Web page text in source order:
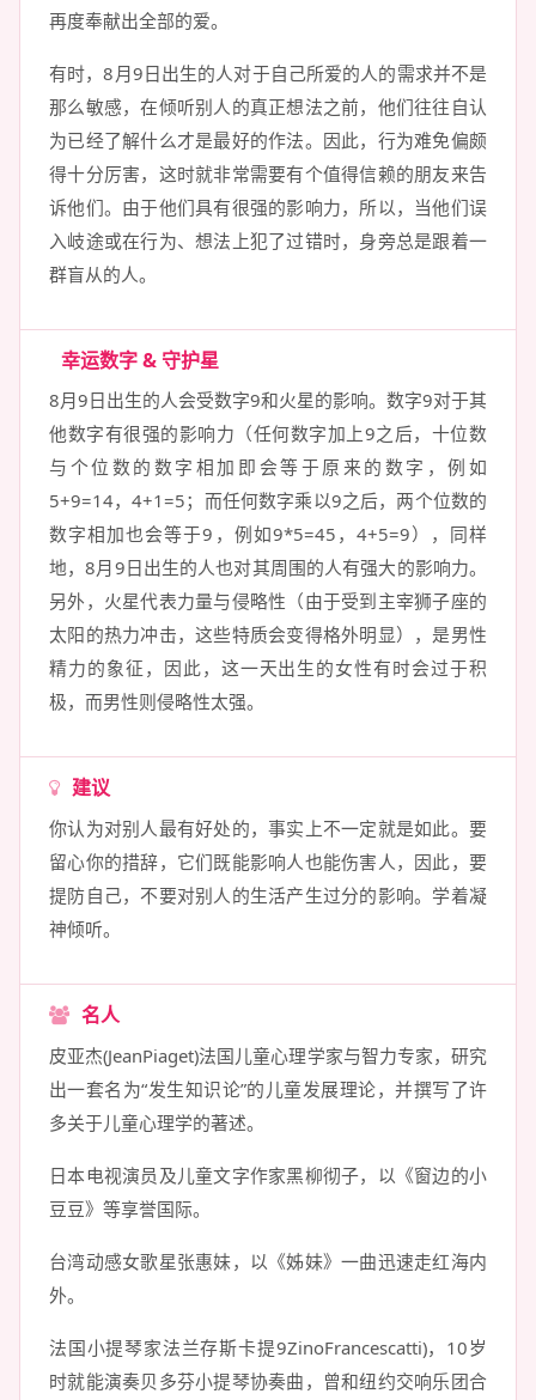
再度奉献出全部的爱。
有时，8月9日出生的人对于自己所爱的人的需求并不是
那么敏感，在倾听别人的真正想法之前，他们往往自认
为已经了解什么才是最好的作法。因此，行为难免偏颇
得十分厉害，这时就非常需要有个值得信赖的朋友来告
诉他们。由于他们具有很强的影响力，所以，当他们误
入岐途或在行为、想法上犯了过错时，身旁总是跟着一
群盲从的人。
幸运数字 & 守护星
8月9日出生的人会受数字9和火星的影响。数字9对于其
他数字有很强的影响力（任何数字加上9之后，十位数
与个位数的数字相加即会等于原来的数字，例如
5+9=14，4+1=5；而任何数字乘以9之后，两个位数的
数字相加也会等于9，例如9*5=45，4+5=9），同样
地，8月9日出生的人也对其周围的人有强大的影响力。
另外，火星代表力量与侵略性（由于受到主宰狮子座的
太阳的热力冲击，这些特质会变得格外明显），是男性
精力的象征，因此，这一天出生的女性有时会过于积
极，而男性则侵略性太强。
建议
你认为对别人最有好处的，事实上不一定就是如此。要
留心你的措辞，它们既能影响人也能伤害人，因此，要
提防自己，不要对别人的生活产生过分的影响。学着凝
神倾听。
名人
皮亚杰(JeanPiaget)法国儿童心理学家与智力专家，研究
出一套名为“发生知识论”的儿童发展理论，并撰写了许
多关于儿童心理学的著述。
日本电视演员及儿童文字作家黑柳彻子，以《窗边的小
豆豆》等享誉国际。
台湾动感女歌星张惠妹，以《姊妹》一曲迅速走红海内
外。
法国小提琴家法兰存斯卡提9ZinoFrancescatti)，10岁
时就能演奏贝多芬小提琴协奏曲，曾和纽约交响乐团合